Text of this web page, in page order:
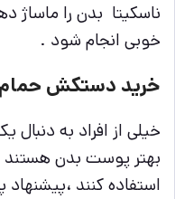
ناسکیتا بدن را ماساژ
خوبی انجام شود .
خرید دستکش حمام
خیلی از افراد به
بهتر پوست بدن هستند
استفاده کنند ،پیشنهاد